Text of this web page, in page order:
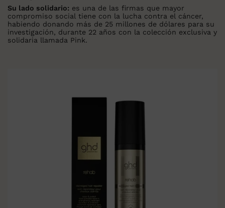
Su lado solidario: es una de las firmas que mayor
compromiso social tiene con la lucha contra el cáncer,
habiendo donando más de 25 millones de dólares para su
investigación, durante 22 años con la colección exclusiva y
solidaria llamada Pink.